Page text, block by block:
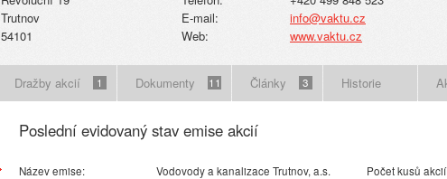
Trutnov
54101
E-mail:
info@vaktu.cz
Web:
www.vaktu.cz
Dražby akcií 1 Dokumenty 11 Články 3 Historie
Poslední evidovaný stav emise akcií
Název emise:
Vodovody a kanalizace Trutnov, a.s.
Počet kusů